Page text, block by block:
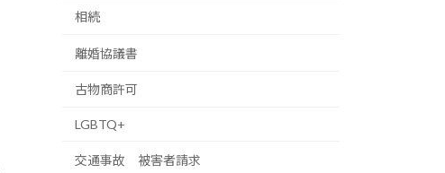
相続
離婚協議書
古物商許可
LGBTQ+
交通事故 被害者請求